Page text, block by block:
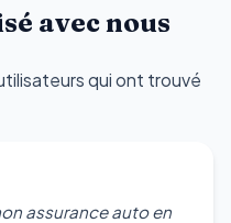
avec nous
qui ont trouvé
assurance auto en